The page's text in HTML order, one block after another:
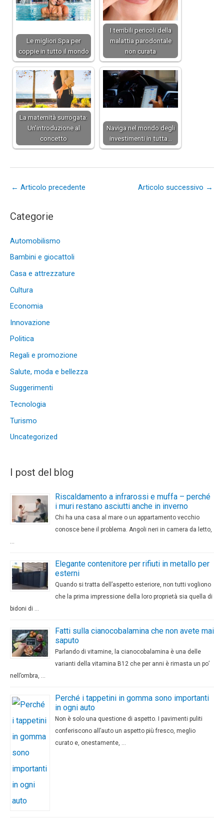
Le migliori Spa per
coppie in tutto il mondo
I terribili pericoli della
malattia parodontale
non curata
La maternità surrogata:
Un'introduzione al
concetto
Naviga nel mondo degli
investimenti in tutta…
← Articolo precedente Articolo successivo →
Categorie
Automobilismo
Bambini e giocattoli
Casa e attrezzature
Cultura
Economia
Innovazione
Politica
Regali e promozione
Salute, moda e bellezza
Suggerimenti
Tecnologia
Turismo
Uncategorized
I post del blog
Riscaldamento a infrarossi e muffa – perché
i muri restano asciutti anche in inverno
Chi ha una casa al mare o un appartamento vecchio
conosce bene il problema. Angoli neri in camera da letto,
…
Elegante contenitore per rifiuti in metallo per
esterni
Quando si tratta dell’aspetto esteriore, non tutti vogliono
che la prima impressione della loro proprietà sia quella di
bidoni di …
Fatti sulla cianocobalamina che non avete mai
saputo
Parlando di vitamine, la cianocobalamina è una delle
varianti della vitamina B12 che per anni è rimasta un po’
nell’ombra, …
Perché i tappetini in gomma sono importanti
in ogni auto
Non è solo una questione di aspetto. I pavimenti puliti
conferiscono all’auto un aspetto più fresco, meglio
curato e, onestamente, …